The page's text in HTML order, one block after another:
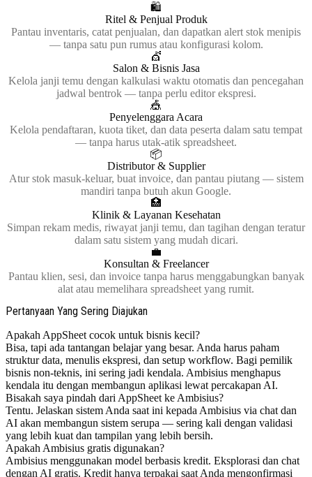
🛍️
Ritel & Penjual Produk
Pantau inventaris, catat penjualan, dan dapatkan alert stok menipis
— tanpa satu pun rumus atau konfigurasi kolom.
💇
Salon & Bisnis Jasa
Kelola janji temu dengan kalkulasi waktu otomatis dan pencegahan
jadwal bentrok — tanpa perlu editor ekspresi.
🎪
Penyelenggara Acara
Kelola pendaftaran, kuota tiket, dan data peserta dalam satu tempat
— tanpa harus utak-atik spreadsheet.
📦
Distributor & Supplier
Atur stok masuk-keluar, buat invoice, dan pantau piutang — sistem
mandiri tanpa butuh akun Google.
🏥
Klinik & Layanan Kesehatan
Simpan rekam medis, riwayat janji temu, dan tagihan dengan teratur
dalam satu sistem yang mudah dicari.
💼
Konsultan & Freelancer
Pantau klien, sesi, dan invoice tanpa harus menggabungkan banyak
alat atau memelihara spreadsheet yang rumit.
Pertanyaan Yang Sering Diajukan
Apakah AppSheet cocok untuk bisnis kecil?
Bisa, tapi ada tantangan belajar yang besar. Anda harus paham
struktur data, menulis ekspresi, dan setup workflow. Bagi pemilik
bisnis non-teknis, ini sering jadi kendala. Ambisius menghapus
kendala itu dengan membangun aplikasi lewat percakapan AI.
Bisakah saya pindah dari AppSheet ke Ambisius?
Tentu. Jelaskan sistem Anda saat ini kepada Ambisius via chat dan
AI akan membangun sistem serupa — sering kali dengan validasi
yang lebih kuat dan tampilan yang lebih bersih.
Apakah Ambisius gratis digunakan?
Ambisius menggunakan model berbasis kredit. Eksplorasi dan chat
dengan AI gratis. Kredit hanya terpakai saat Anda mengonfirmasi